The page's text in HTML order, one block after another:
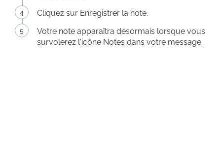
Cliquez sur Enregistrer la note.
Votre note apparaîtra désormais lorsque vous
survolerez l'icône Notes dans votre message.